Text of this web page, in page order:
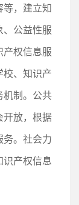
等，建立知
、公益性服
产权信息服
校、知识产
机制。公共
开放，根据
务。社会力
识产权信息